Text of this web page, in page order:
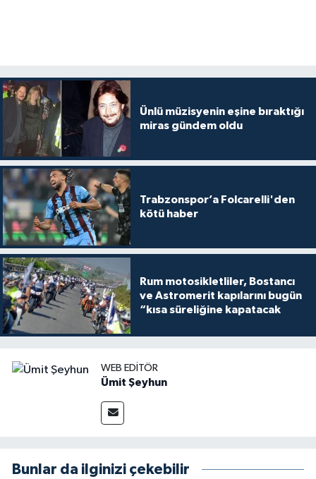
Ünlü müzisyenin eşine bıraktığı
miras gündem oldu
Trabzonspor’a Folcarelli'den
kötü haber
Rum motosikletliler, Bostancı
ve Astromerit kapılarını bugün
“kısa süreliğine kapatacak
WEB EDITÖR
Ümit Şeyhun
Bunlar da ilginizi çekebilir